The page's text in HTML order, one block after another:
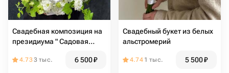
Свадебная композиция на
президиума " Садовая
4.733 тыс. 6 500₽
Свадебный букет из белых
альстромерий
4.74 1 тыс. 5 500₽